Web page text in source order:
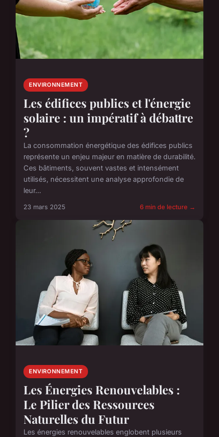
ENVIRONNEMENT
Les édifices publics et l'énergie
solaire : un impératif à débattre
?
La consommation énergétique des édifices publics
représente un enjeu majeur en matière de durabilité.
Ces bâtiments, souvent vastes et intensément
utilisés, nécessitent une analyse approfondie de
leur...
23 mars 2025 6 min de lecture →
ENVIRONNEMENT
Les Énergies Renouvelables :
Le Pilier des Ressources
Naturelles du Futur
Les énergies renouvelables englobent plusieurs